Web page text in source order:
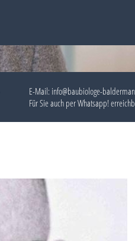
E-Mail: info@baubiologe-
Für Sie auch perWhatsapp!